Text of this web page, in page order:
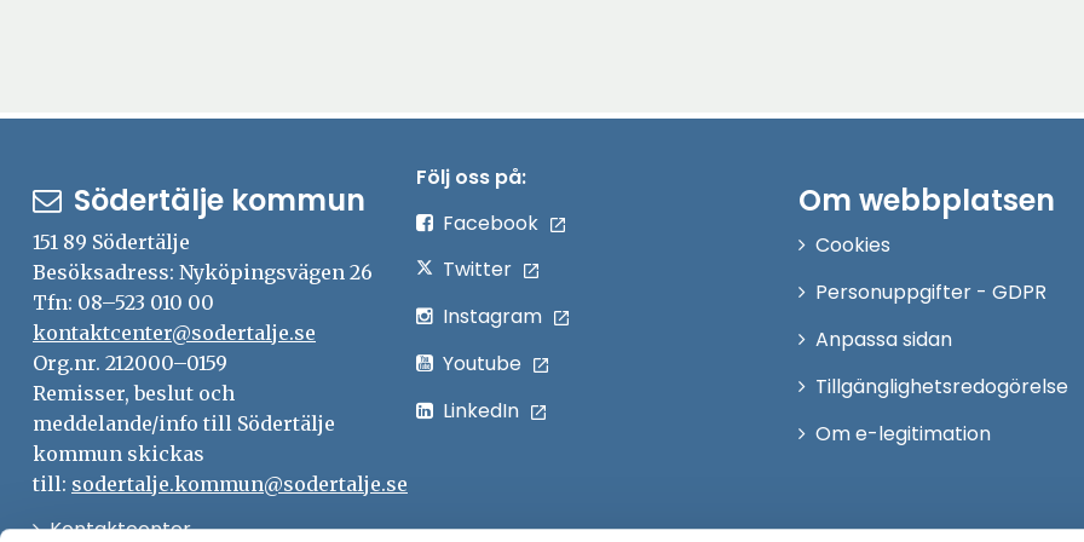
Södertälje kommun
151 89 Södertälje
Besöksadress: Nyköpingsvägen 26
Tfn: 08–523 010 00
kontaktcenter@sodertalje.se
Org.nr. 212000–0159
Remisser, beslut och
meddelande/info till Södertälje
kommun skickas
till: sodertalje.kommun@sodertalje.se
KontaktcenterÖppna
Följ oss på:
Facebook
Twitter
Instagram
Youtube
LinkedIn
Om webbplatsen
Cookies
Personuppgifter - GDPR
Anpassa sidan
Tillgänglighetsredogörelse
Om e-legitimation